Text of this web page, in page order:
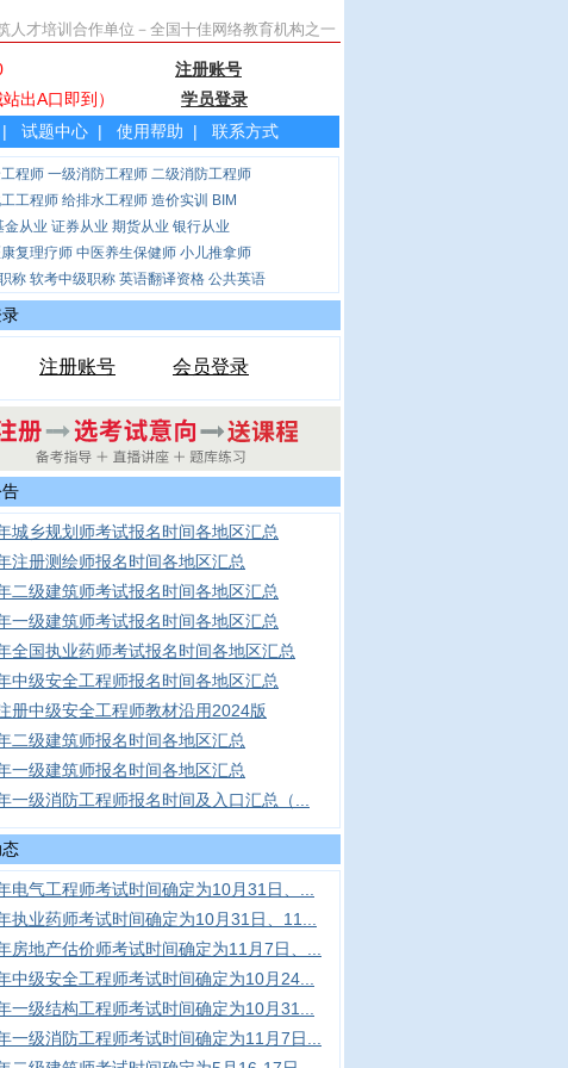
才培训合作单位－全国十佳网络教育机构之一
周日 8:30-21:00 注册账号
土城站出A口即到） 学员登录
| 试题中心 | 使用帮助 | 联系方式
程师 一级消防工程师 二级消防工程师
工程师 给排水工程师 造价实训
BIM
金从业 证券从业 期货从业 银行从业
复理疗师 中医养生保健师 小儿推拿师
称 软考中级职称 英语翻译资格 公共英语
注册账号 会员登录
城乡规划师考试报名时间各地区汇总
注册测绘师报名时间各地区汇总
二级建筑师考试报名时间各地区汇总
一级建筑师考试报名时间各地区汇总
全国执业药师考试报名时间各地区汇总
中级安全工程师报名时间各地区汇总
册中级安全工程师教材沿用2024版
二级建筑师报名时间各地区汇总
一级建筑师报名时间各地区汇总
一级消防工程师报名时间及入口汇总（...
电气工程师考试时间确定为10月31日、...
执业药师考试时间确定为10月31日、11...
房地产估价师考试时间确定为11月7日、...
中级安全工程师考试时间确定为10月24...
一级结构工程师考试时间确定为10月31...
一级消防工程师考试时间确定为11月7日...